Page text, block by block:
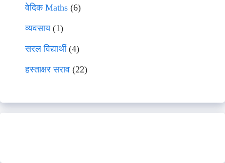
वेदिक Maths (6)
व्यवसाय(1)
सरल विद्यार्थी(4)
हस्ताक्षर सराव (22)